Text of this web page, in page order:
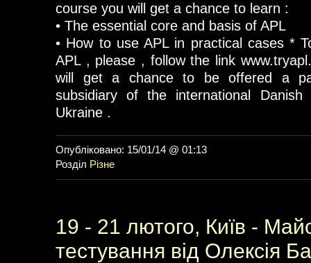
course you will get a chance to learn :
• The essential core and basis of APL
• How to use APL in practical cases *
APL , please , follow the link
will get a chance to be offered a
subsidiary of the international
Ukraine .
Опубліковано: 15/01/14 @ 01:13
Розділ Різне
19 - 21 лютого, Київ -
тестування від Олексія